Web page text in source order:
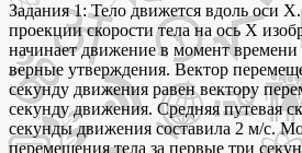
Задания 1: Тело движется вдоль оси
проекции скорости тела на ось X
начинает движение в момент
верные утверждения. Вектор
секунду движения равен вектору
секунду движения. Средняя путевая
секунды движения составила 2 м/с.
перемещения тела за первые три